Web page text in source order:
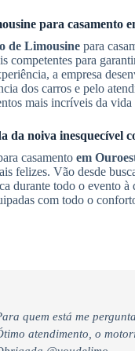
para casamento
de Limousine para
competentes para
a empresa
dos carros e pelo
mais incríveis da vida
da noiva inesquecível
casamento em
felizes. Vão desde
durante todo o evento
com todo o
quem está me
atendimento, o